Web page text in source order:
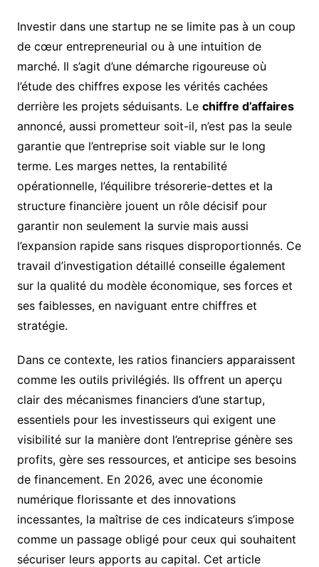
Investir dans une startup ne se limite pas à un coup
de cœur entrepreneurial ou à une intuition de
marché. Il s’agit d’une démarche rigoureuse où
l’étude des chiffres expose les vérités cachées
derrière les projets séduisants. Le chiffre d’affaires
annoncé, aussi prometteur soit-il, n’est pas la seule
garantie que l’entreprise soit viable sur le long
terme. Les marges nettes, la rentabilité
opérationnelle, l’équilibre trésorerie-dettes et la
structure financière jouent un rôle décisif pour
garantir non seulement la survie mais aussi
l’expansion rapide sans risques disproportionnés. Ce
travail d’investigation détaillé conseille également
sur la qualité du modèle économique, ses forces et
ses faiblesses, en naviguant entre chiffres et
stratégie.
Dans ce contexte, les ratios financiers apparaissent
comme les outils privilégiés. Ils offrent un aperçu
clair des mécanismes financiers d’une startup,
essentiels pour les investisseurs qui exigent une
visibilité sur la manière dont l’entreprise génère ses
profits, gère ses ressources, et anticipe ses besoins
de financement. En 2026, avec une économie
numérique florissante et des innovations
incessantes, la maîtrise de ces indicateurs s’impose
comme un passage obligé pour ceux qui souhaitent
sécuriser leurs apports au capital. Cet article